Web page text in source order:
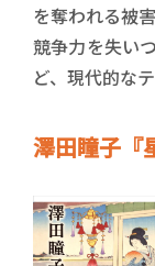
を奪われる被
競争力を失い
ど、現代的な
澤田瞳子『